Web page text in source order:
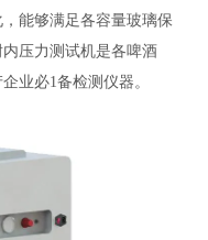
能够满足各容量玻璃保
压力测试机是各啤酒
业必1备检测仪器。